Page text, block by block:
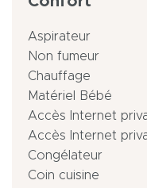
Aspirateur
Non fumeur
Chauffage
Matériel Bébé
Accès Internet
Accès Internet
Congélateur
Coin cuisine